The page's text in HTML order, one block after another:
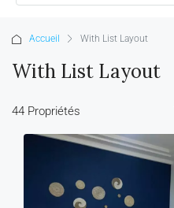
Accueil With List Layout
With List Layout
44 Propriétés